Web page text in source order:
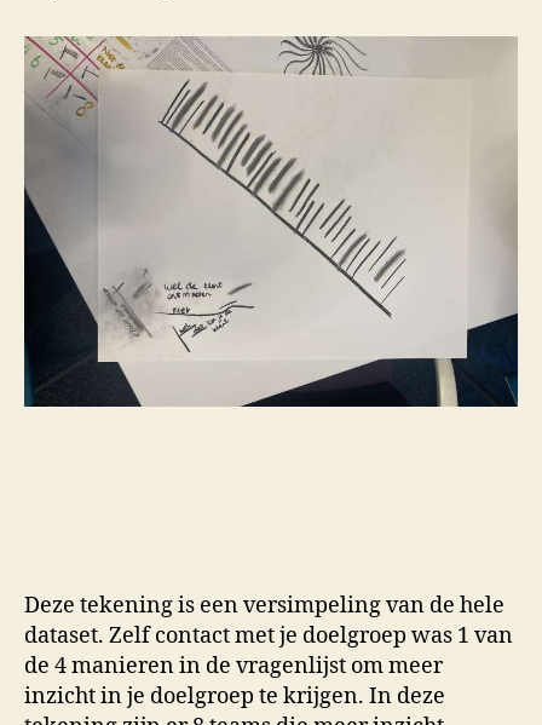
Deze tekening is een versimpeling van de hele
dataset. Zelf contact met je doelgroep was 1 van
de 4 manieren in de vragenlijst om meer
inzicht in je doelgroep te krijgen. In deze